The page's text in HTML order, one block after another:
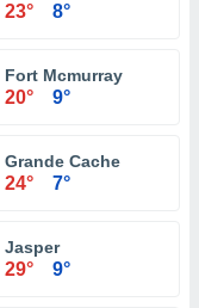
23° 8°
Fort Mcmurray
20° 9°
Grande Cache
24° 7°
Jasper
29° 9°